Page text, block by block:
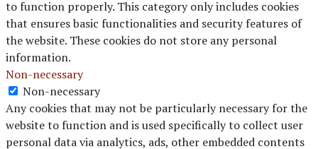
to function properly. This category only includes cookies
that ensures basic functionalities and security features of
the website. These cookies do not store any personal
information.
Non-necessary
Non-necessary
Any cookies that may not be particularly necessary for the
website to function and is used specifically to collect user
personal data via analytics, ads, other embedded contents